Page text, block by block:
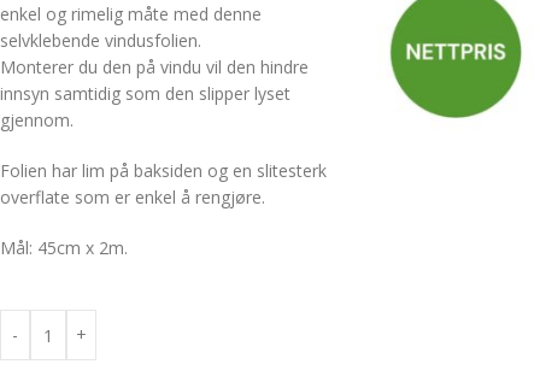
enkel og rimelig måte med denne
selvklebende vindusfolien.
Monterer du den på vindu vil den hindre
innsyn samtidig som den slipper lyset
gjennom.
Folien har lim på baksiden og en slitesterk
overflate som er enkel å rengjøre.
Mål: 45cm x 2m.